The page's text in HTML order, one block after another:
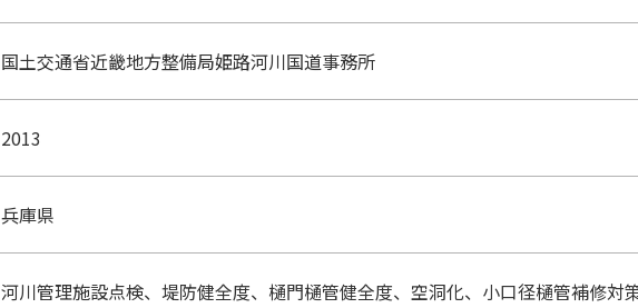
国土交通省近畿地方整備局姫路河川国道事務所
2013
兵庫県
河川管理施設点検、堤防健全度、樋門樋管健全度、空洞化、小口径樋管補修対